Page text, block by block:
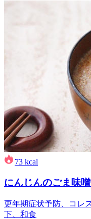
73 kcal
にんじんのごま味
更年期症状予防、コレ
下、和食